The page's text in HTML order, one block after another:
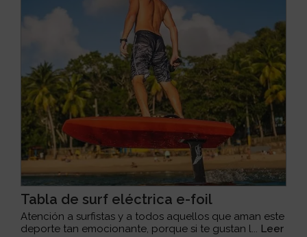
Tabla de surf eléctrica e-foil
Atención a surfistas y a todos aquellos que aman este
deporte tan emocionante, porque si te gustan l... Leer